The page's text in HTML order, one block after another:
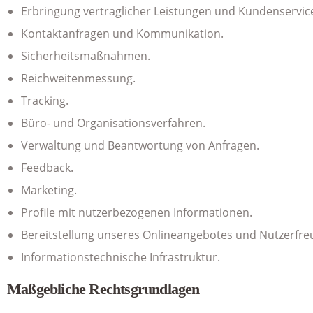
Erbringung vertraglicher Leistungen und
Kontaktanfragen und Kommunikation.
Sicherheitsmaßnahmen.
Reichweitenmessung.
Tracking.
Büro- und Organisationsverfahren.
Verwaltung und Beantwortung von Anfragen.
Feedback.
Marketing.
Profile mit nutzerbezogenen Informationen.
Bereitstellung unseres Onlineangebotes und
Informationstechnische Infrastruktur.
Maßgebliche Rechtsgrundlagen